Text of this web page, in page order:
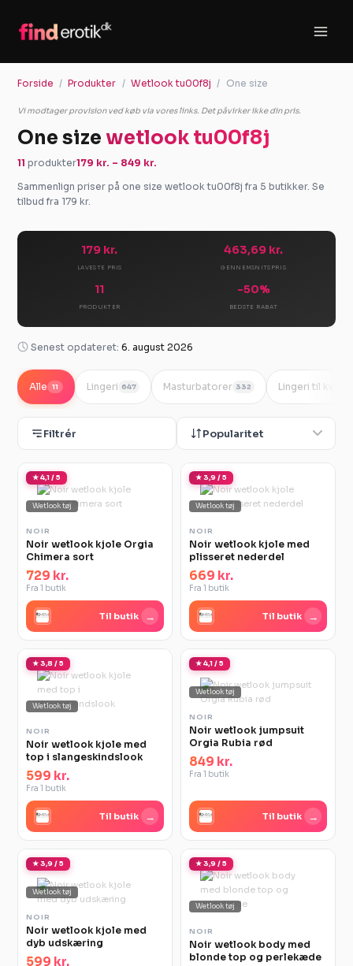
Forside Produkter Wetlook tu00f8j One size
Vi modtager provision ved køb via vores links. Det påvirker ikke din pris.
One size wetlook tu00f8j
11 produkter179 kr. – 849 kr.
Sammenlign priser på one size wetlook tu00f8j fra 5 butikker. Se
tilbud fra 179 kr.
179 kr.
LAVESTE PRIS
463,69 kr.
GENNEMSNITSPRIS
11
PRODUKTER
-50%
BEDSTE RABAT
Senest opdateret: 6. august 2026
Alle 11 Lingeri 647 Masturbatorer 332 Lingeri til
Filtrér Popularitet
★ 4,1 / 5
Wetlook tøj
NOIR
Noir wetlook kjole Orgia
Chimera sort
729 kr.
Fra 1 butik
Til butik →
★ 3,9 / 5
Wetlook tøj
NOIR
Noir wetlook kjole med
plisseret nederdel
669 kr.
Fra 1 butik
Til butik →
★ 3,8 / 5
Wetlook tøj
NOIR
Noir wetlook kjole med
top i slangeskindslook
599 kr.
Fra 1 butik
Til butik →
★ 4,1 / 5
Wetlook tøj
NOIR
Noir wetlook jumpsuit
Orgia Rubia rød
849 kr.
Fra 1 butik
Til butik →
★ 3,9 / 5
Wetlook tøj
NOIR
Noir wetlook kjole med
dyb udskæring
599 kr.
★ 3,9 / 5
Wetlook tøj
NOIR
Noir wetlook body med
blonde top og perlekæde